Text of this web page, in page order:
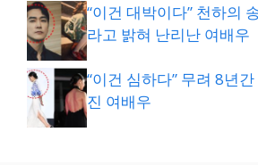
“이건 대박이다” 천하의
라고 밝혀 난리난 여배우
“이건 심하다” 무려 8년
진 여배우